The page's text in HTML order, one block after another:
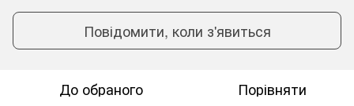
Повідомити, коли з'явиться
До обраного Порівняти